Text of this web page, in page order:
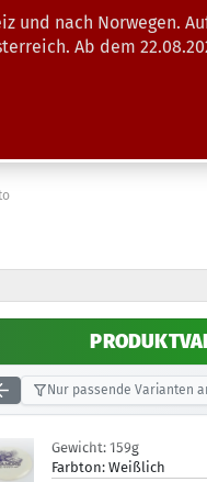
Suche...
und nach Norwegen.
Ab dem
Nur passende Varianten
Gewicht: 159g
Farbton: Weißlich